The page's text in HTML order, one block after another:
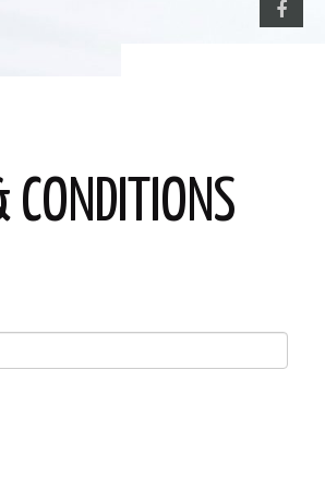
CONDITIONS